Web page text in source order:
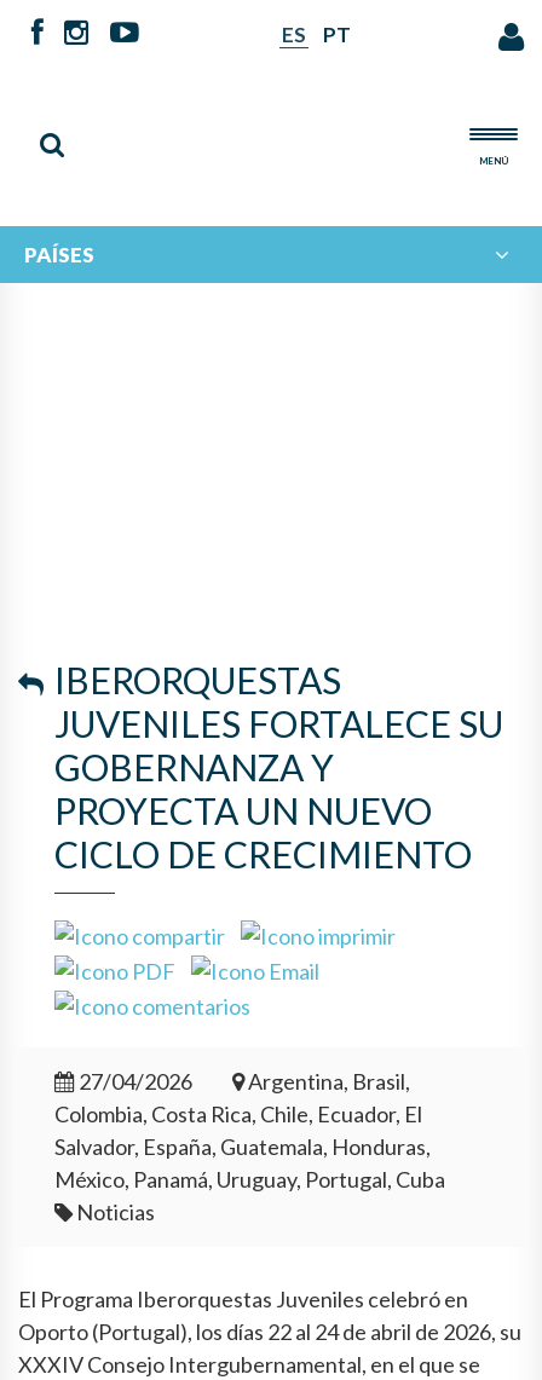
ES PT
MENÚ
PAÍSES
IBERORQUESTAS
JUVENILES FORTALECE SU
GOBERNANZA Y
PROYECTA UN NUEVO
CICLO DE CRECIMIENTO
27/04/2026
Argentina, Brasil,
Colombia, Costa Rica, Chile, Ecuador, El
Salvador, España, Guatemala, Honduras,
México, Panamá, Uruguay, Portugal, Cuba
Noticias
El Programa Iberorquestas Juveniles celebró en
Oporto (Portugal), los días 22 al 24 de abril de 2026, su
XXXIV Consejo Intergubernamental, en el que se